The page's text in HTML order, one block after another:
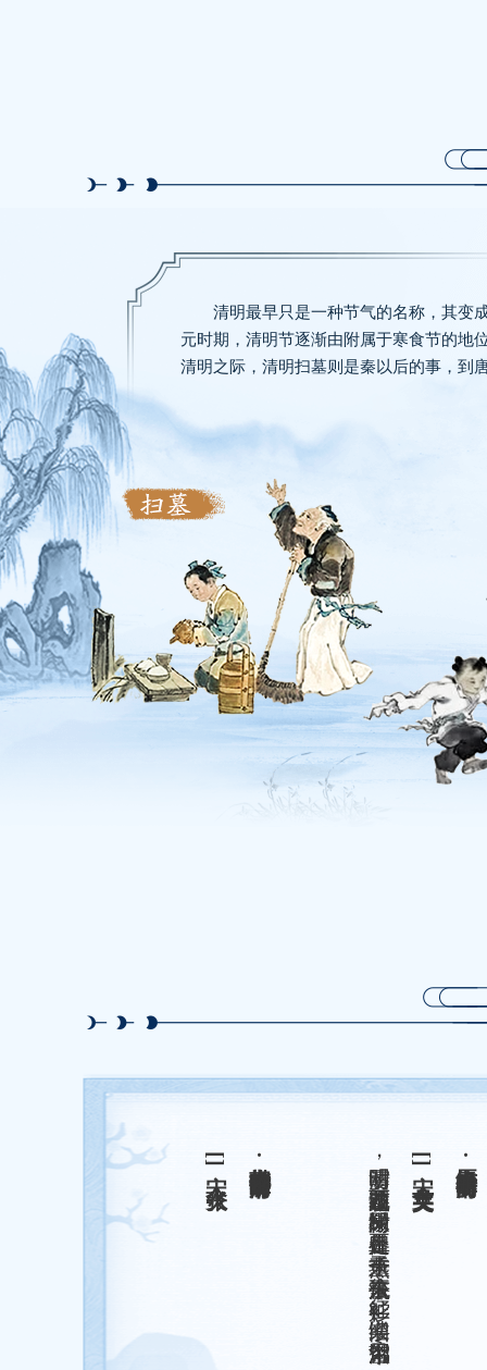
清明最早只是一种节气的名称，其变
元时期，清明节逐渐由附属于寒食节的地
清明之际，清明扫墓则是秦以后的事，到
朝中措·清明时节雨声哗
[宋] 张炎
清明时节雨声哗。潮拥渡头沙。翻被梨花冷看，人生苦恋天涯。燕帘莺户，云窗雾阁，酒醒啼鸦。折得一枝杨柳，归来插向谁家。 点绛唇·时霎清明
[宋] 吴文英